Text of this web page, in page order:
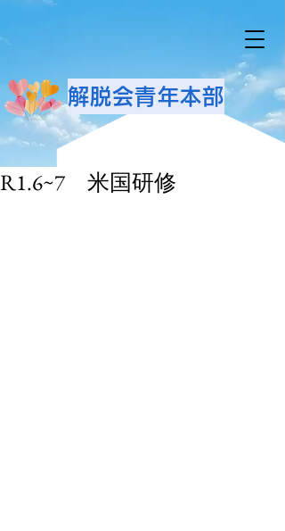
解脱会青年本部
R1.6~7 米国研修